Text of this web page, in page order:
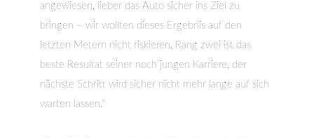
angewiesen, lieber das Auto sicher ins Ziel zu
bringen – wir wollten dieses Ergebnis auf den
letzten Metern nicht riskieren. Rang zwei ist das
beste Resultat seiner noch jungen Karriere, der
nächste Schritt wird sicher nicht mehr lange auf sich
warten lassen.“